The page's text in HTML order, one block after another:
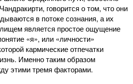
говорится о том, что они
в потоке сознания, а их
является простое ощущение
«я», или «личности»
кармические отпечатки
Именно таким образом
этими тремя факторами.